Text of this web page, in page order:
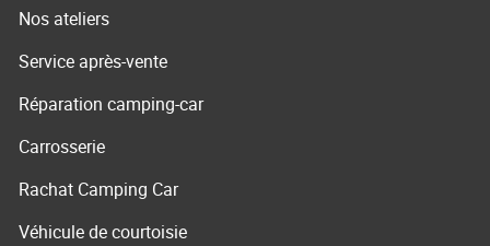
Nos ateliers
Service après-vente
Réparation camping-car
Carrosserie
Rachat Camping Car
Véhicule de courtoisie